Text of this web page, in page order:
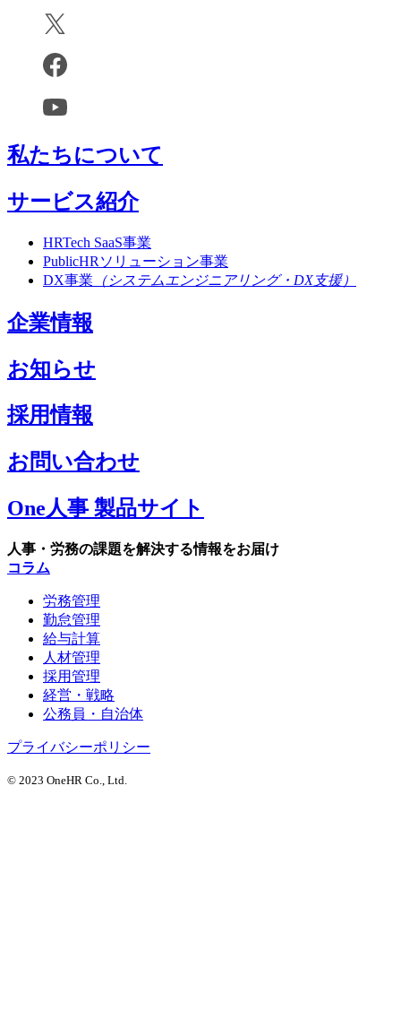
私たちについて
サービス紹介
HRTech SaaS事業
PublicHRソリューション事業
DX事業 （システムエンジニアリング・DX支援）
企業情報
お知らせ
採用情報
お問い合わせ
One人事 製品サイト
人事・労務の課題を解決する情報をお届け
コラム
労務管理
勤怠管理
給与計算
人材管理
採用管理
経営・戦略
公務員・自治体
プライバシーポリシー
© 2023 OneHR Co., Ltd.